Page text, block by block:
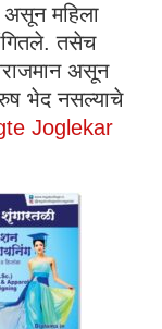
असून महिला
तसेच
असून
भेद नसल्याचे
Joglekar